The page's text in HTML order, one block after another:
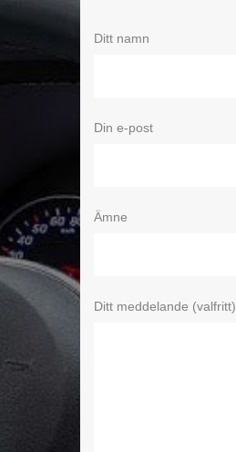
Ditt namn
Din e-post
Ämne
Ditt meddelande (valfritt)